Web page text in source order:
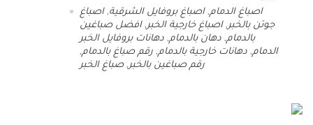
اصباغ الدمام,اصباغ بروفايل الشرقية,اصباغ
جوتن بالخبر ,اصباغ خارجية الخبر ,افضل صباغين
بالدمام, دهان بالدمام, دهانات بروفايل الخبر
الدمام, دهانات خارجية بالدمام, رقم صباغ بالدمام,
رقم صباغين بالخبر , صباغ الخبر